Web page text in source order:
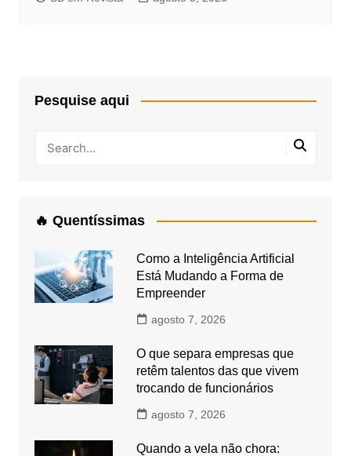
Pesquise aqui
🔥 Quentíssimas
Como a Inteligência Artificial
Está Mudando a Forma de
Empreender
agosto 7, 2026
O que separa empresas que
retêm talentos das que vivem
trocando de funcionários
agosto 7, 2026
Quando a vela não chora: